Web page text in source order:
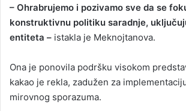
– Ohrabrujemo i pozivamo sve da se
konstruktivnu politiku saradnje,
entiteta – istakla je Meknojtanova.
Ona je ponovila podršku visokom
kakao je rekla, zadužen za
mirovnog sporazuma.